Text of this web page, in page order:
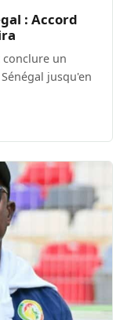
: Accord
conclure un
jusqu'en